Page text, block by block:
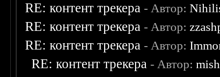
RE: контент трекера - Автор:
RE: контент трекера - Автор:
RE: контент трекера - Автор:
RE: контент трекера - Автор: